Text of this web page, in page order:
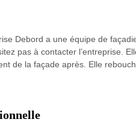
Debord a une équipe de
pas à contacter l’entreprise.
de la façade après. Elle